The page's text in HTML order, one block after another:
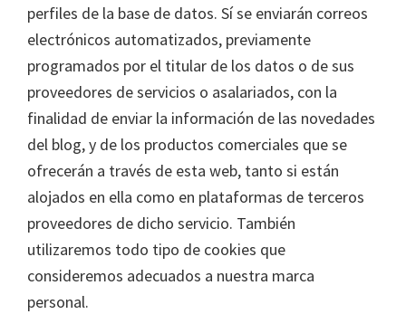
perfiles de la base de datos. Sí se enviarán correos
electrónicos automatizados, previamente
programados por el titular de los datos o de sus
proveedores de servicios o asalariados, con la
finalidad de enviar la información de las novedades
del blog, y de los productos comerciales que se
ofrecerán a través de esta web, tanto si están
alojados en ella como en plataformas de terceros
proveedores de dicho servicio. También
utilizaremos todo tipo de cookies que
consideremos adecuados a nuestra marca
personal.